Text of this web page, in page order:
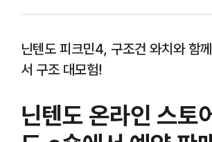
닌텐도 피크민4, 구조건 와치와 함
서 구조 대모험!
닌텐도 온라인 스토